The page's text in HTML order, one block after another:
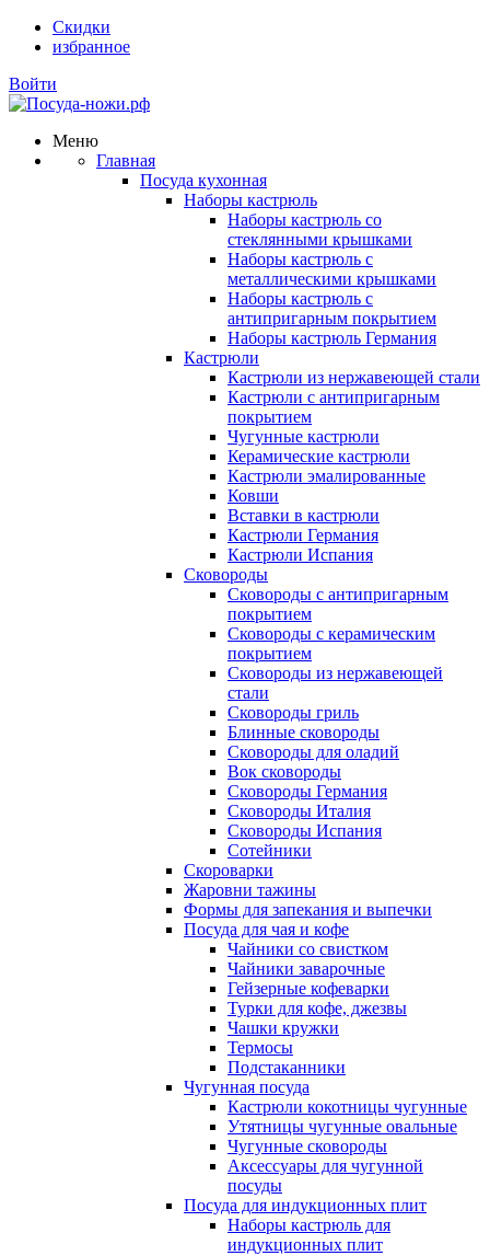
Скидки
избранное
Войти
Меню
Главная
Посуда кухонная
Наборы кастрюль
Наборы кастрюль со
стеклянными крышками
Наборы кастрюль с
металлическими крышками
Наборы кастрюль с
антипригарным покрытием
Наборы кастрюль Германия
Кастрюли
Кастрюли из нержавеющей стали
Кастрюли с антипригарным
покрытием
Чугунные кастрюли
Керамические кастрюли
Кастрюли эмалированные
Ковши
Вставки в кастрюли
Кастрюли Германия
Кастрюли Испания
Сковороды
Сковороды с антипригарным
покрытием
Сковороды с керамическим
покрытием
Сковороды из нержавеющей
стали
Сковороды гриль
Блинные сковороды
Сковороды для оладий
Вок сковороды
Сковороды Германия
Сковороды Италия
Сковороды Испания
Сотейники
Скороварки
Жаровни тажины
Формы для запекания и выпечки
Посуда для чая и кофе
Чайники со свистком
Чайники заварочные
Гейзерные кофеварки
Турки для кофе, джезвы
Чашки кружки
Термосы
Подстаканники
Чугунная посуда
Кастрюли кокотницы чугунные
Утятницы чугунные овальные
Чугунные сковороды
Аксессуары для чугунной
посуды
Посуда для индукционных плит
Наборы кастрюль для
индукционных плит